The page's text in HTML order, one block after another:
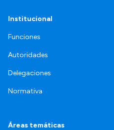
Institucional
Funciones
Autoridades
Delegaciones
Normativa
Áreas temáticas